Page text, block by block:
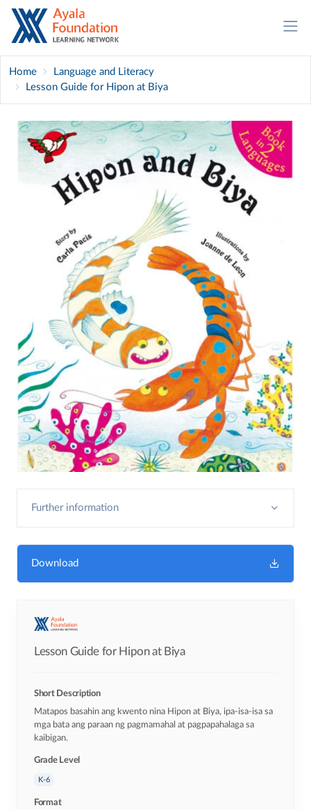
Home
Language and Literacy
Lesson Guide for Hipon at Biya
Further information
Download
Lesson Guide for Hipon at Biya
Short Description
Matapos basahin ang kwento nina Hipon at Biya, ipa-isa-isa sa
mga bata ang paraan ng pagmamahal at pagpapahalaga sa
kaibigan.
Grade Level
K-6
Format